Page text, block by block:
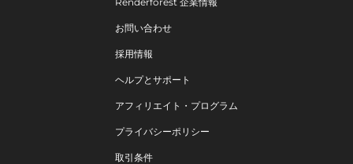
お問い合わせ
採用情報
ヘルプとサポート
アフィリエイト・プログラム
プライバシーポリシー
取引条件